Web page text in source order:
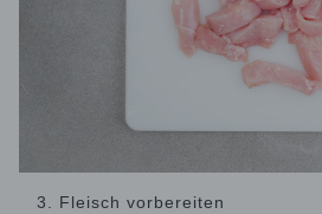
3. Fleisch vorbereiten